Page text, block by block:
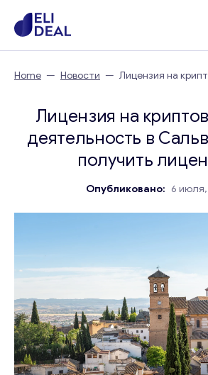
Home — Новости — Лицензия на
Лицензия на
деятельность в
получить
Опубликовано: 6